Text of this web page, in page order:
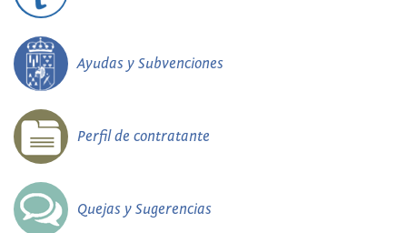
Ayudas y Subvenciones
Perfil de contratante
Quejas y Sugerencias